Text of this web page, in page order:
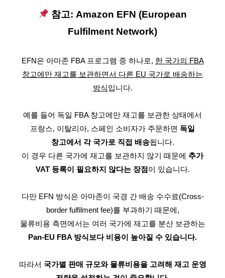
참고: Amazon EFN (European
Fulfilment Network)
EFN은 아마존 FBA 프로그램 중 하나로, 한 국가의 FBA
창고에만 재고를 보관하면서 다른 EU 국가로 배송하는
방식입니다.
예를 들어 독일 FBA 창고에만 재고를 보관한 상태에서
프랑스, 이탈리아, 스페인 소비자가 주문하면 독일
창고에서 각 국가로 직접 배송됩니다.
이 경우 다른 국가에 재고를 보관하지 않기 때문에 추가
VAT 등록이 필요하지 않다는 장점이 있습니다.
다만 EFN 방식은 아마존이 국경 간 배송 수수료(Cross-
border fulfilment fee)를 부과하기 때문에,
물류비용 측면에서는 여러 국가에 재고를 분산 보관하는
Pan-EU FBA 방식보다 비용이 높아질 수 있습니다.
따라서 국가별 판매 규모와 물류비용을 고려해 재고 운영